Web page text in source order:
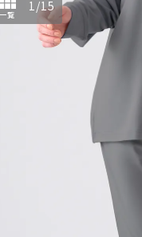
一覧
1/15